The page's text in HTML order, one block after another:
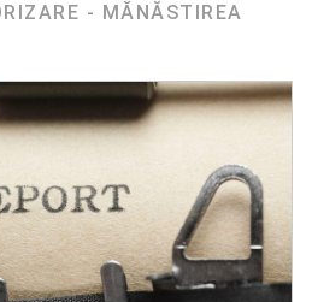
- MĂNĂSTIREA